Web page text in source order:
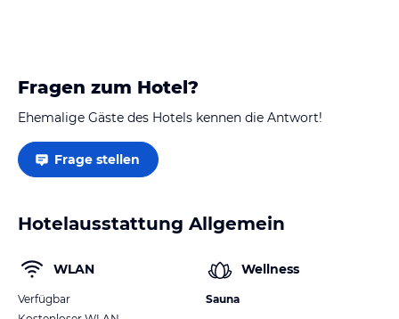
Fragen zum Hotel?
Ehemalige Gäste des Hotels kennen die Antwort!
Frage stellen
Hotelausstattung Allgemein
WLAN
Verfügbar
Wellness
Sauna